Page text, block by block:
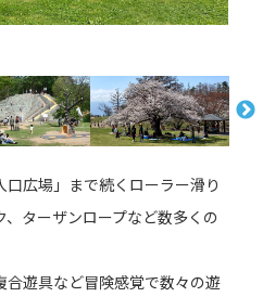
広場」まで続くローラー滑り
ターザンロープなど数多くの
遊具など冒険感覚で数々の遊